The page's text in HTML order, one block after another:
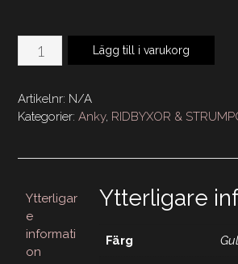
ANKY
Sneakers
Socks
Guld
Svart
Lägg till i varukorg
Artikelnr: N/A
Kategorier: Anky, RIDBYXOR &
Ytterligar
e
informati
on
Ytterligare
Färg